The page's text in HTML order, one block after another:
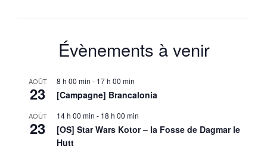
Évènements à venir
AOÛT
23
8 h 00 min - 17 h 00 min
[Campagne] Brancalonia
AOÛT
23
14 h 00 min - 18 h 00 min
[OS] Star Wars Kotor – la Fosse de Dagmar le
Hutt